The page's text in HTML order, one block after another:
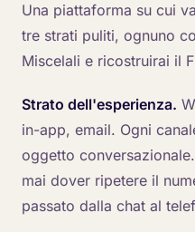
Una piattaforma su cui
tre strati puliti, ognuno
Miscelali e ricostruirai il
Strato dell'esperienza.
in-app, email. Ogni
oggetto
mai dover ripetere il
passato dalla chat al